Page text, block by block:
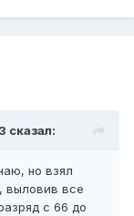
сказал:
но взял
выловив все
с 66 до